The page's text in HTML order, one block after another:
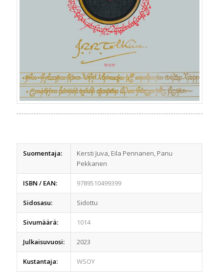
Suomentaja:
Kersti Juva, Eila Pennanen, Panu
Pekkanen
ISBN / EAN: 9789510499399
Sidosasu: Sidottu
Sivumäärä: 1014
Julkaisuvuosi: 2023
Kustantaja: WSOY